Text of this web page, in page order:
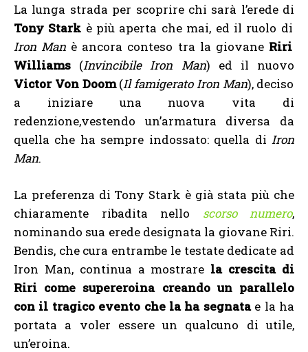
La lunga strada per scoprire chi sarà l’erede di
Tony Stark è più aperta che mai, ed il ruolo di
Iron Man è ancora conteso tra la giovane Riri
Williams (Invincibile Iron Man) ed il nuovo
Victor Von Doom(Il famigerato Iron Man), deciso
a iniziare una nuova vita di
redenzione,vestendo un’armatura diversa da
quella che ha sempre indossato: quella di Iron
Man.
La preferenza di Tony Stark è già stata più che
chiaramente ribadita nello scorso numero,
nominando sua erede designata la giovane Riri.
Bendis, che cura entrambe le testate dedicate ad
Iron Man, continua a mostrare la crescita di
Riri come supereroina creando un parallelo
con il tragico evento che la ha segnatae la ha
portata a voler essere un qualcuno di utile,
un’eroina.